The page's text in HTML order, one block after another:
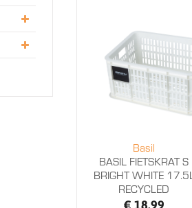
Basil
BASIL FIETSKRAT S
BRIGHT WHITE 17.5L
RECYCLED
€ 18,99